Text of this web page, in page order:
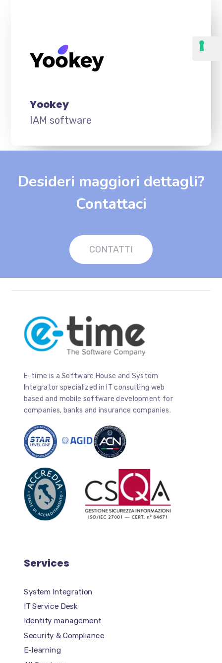
Yookey
IAM software
Desideri maggiori dettagli?
Contattaci
CONTATTI
E-time is a Software House and System
Integrator specialized in IT consulting web
based and mobile software development for
companies, banks and insurance companies.
Services
System Integration
IT Service Desk
Identity management
Security & Compliance
E-learning